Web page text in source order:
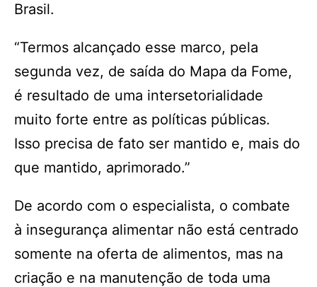
Brasil.
“Termos alcançado esse marco, pela
segunda vez, de saída do Mapa da Fome,
é resultado de uma intersetorialidade
muito forte entre as políticas públicas.
Isso precisa de fato ser mantido e, mais do
que mantido, aprimorado.”
De acordo com o especialista, o combate
à insegurança alimentar não está centrado
somente na oferta de alimentos, mas na
criação e na manutenção de toda uma